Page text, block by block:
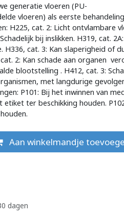
generatie vloeren (PU-
vloeren) als eerste
H225, cat. 2: Licht ontvlambare
bij inslikken. H319, cat.
cat. 3: Kan slaperigheid of
2: Kan schade aan organen
blootstelling . H412, cat. 3:
met langdurige
P101: Bij het inwinnen van
etiket ter beschikking houden.
Aan winkelmandje
dagen